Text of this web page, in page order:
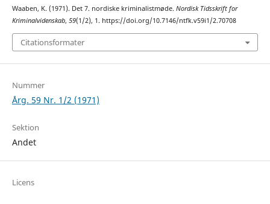
Waaben, K. (1971). Det 7. nordiske kriminalistmøde. Nordisk Tidsskrift for
Kriminalvidenskab, 59(1/2), 1. https://doi.org/10.7146/ntfk.v59i1/2.70708
Citationsformater
Nummer
Årg. 59 Nr. 1/2 (1971)
Sektion
Andet
Licens